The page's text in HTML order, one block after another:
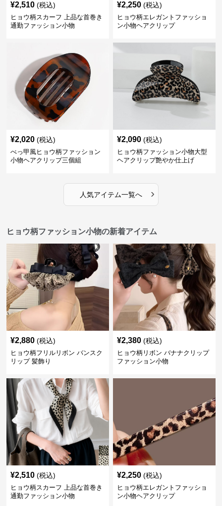
¥2,510 (税込)
ヒョウ柄スカーフ 上品な首巻き
通勤ファッション小物
¥2,250 (税込)
ヒョウ柄エレガントファッショ
ン小物ヘアクリップ
¥2,020 (税込)
べっ甲風ヒョウ柄ファッション
小物ヘアクリップ三個組
¥2,090 (税込)
ヒョウ柄ファッション小物大型
ヘアクリップ艶やか仕上げ
人気アイテム一覧へ ›
ヒョウ柄ファッション小物の新着アイテム
¥2,880 (税込)
ヒョウ柄フリルリボン バンスク
リップ 髪飾り
¥2,380 (税込)
ヒョウ柄リボン バナナクリップ
ファッション小物
¥2,510 (税込)
ヒョウ柄スカーフ 上品な首巻き
通勤ファッション小物
¥2,250 (税込)
ヒョウ柄エレガントファッショ
ン小物ヘアクリップ